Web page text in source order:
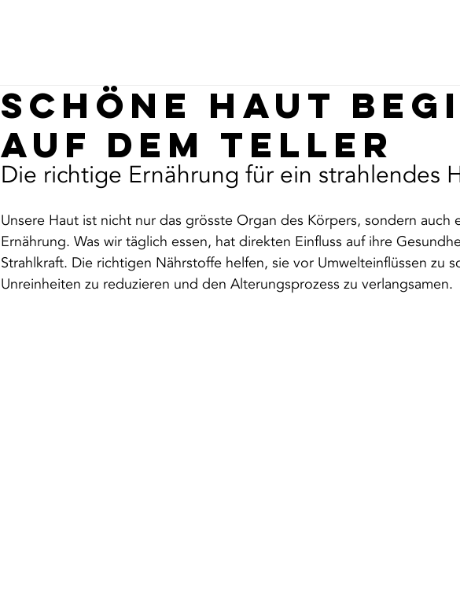
Schöne Haut
auf dem Teller
Die richtige Ernährung für ein strahlendes
Unsere Haut ist nicht nur das grösste Organ des Körpers, sondern auch
Ernährung. Was wir täglich essen, hat direkten Einfluss auf ihre
Strahlkraft. Die richtigen Nährstoffe helfen, sie vor Umwelteinflüssen zu
Unreinheiten zu reduzieren und den Alterungsprozess zu verlangsamen.